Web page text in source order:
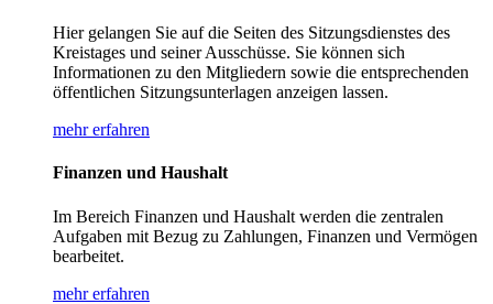
Hier gelangen Sie auf die Seiten des Sitzungsdienstes des
Kreistages und seiner Ausschüsse. Sie können sich
Informationen zu den Mitgliedern sowie die entsprechenden
öffentlichen Sitzungsunterlagen anzeigen lassen.
mehr erfahren
Finanzen und Haushalt
Im Bereich Finanzen und Haushalt werden die zentralen
Aufgaben mit Bezug zu Zahlungen, Finanzen und Vermögen
bearbeitet.
mehr erfahren